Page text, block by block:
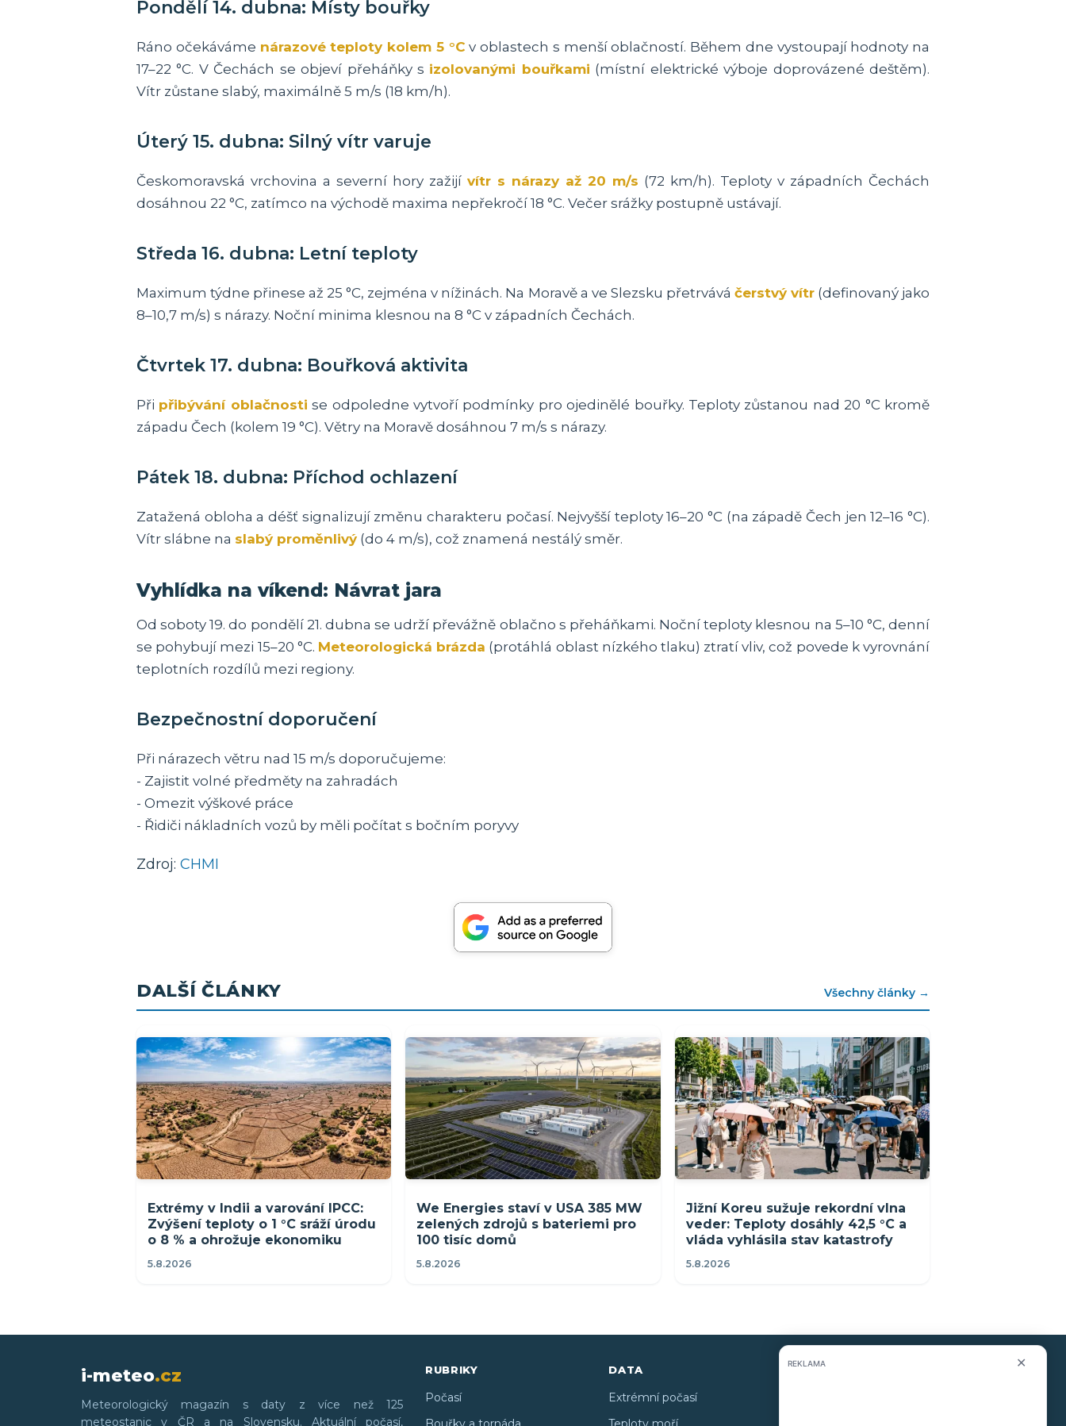
Pondělí 14. dubna: Místy bouřky
Ráno očekáváme nárazové teploty kolem 5 °C v oblastech s menší oblačností. Během dne vystoupají hodnoty na
17–22 °C. V Čechách se objeví přeháňky s izolovanými bouřkami (místní elektrické výboje doprovázené deštěm).
Vítr zůstane slabý, maximálně 5 m/s (18 km/h).
Úterý 15. dubna: Silný vítr varuje
Českomoravská vrchovina a severní hory zažijí vítr s nárazy až 20 m/s (72 km/h). Teploty v západních Čechách
dosáhnou 22 °C, zatímco na východě maxima nepřekročí 18 °C. Večer srážky postupně ustávají.
Středa 16. dubna: Letní teploty
Maximum týdne přinese až 25 °C, zejména v nížinách. Na Moravě a ve Slezsku přetrvává čerstvý vítr(definovaný jako
8–10,7 m/s) s nárazy. Noční minima klesnou na 8 °C v západních Čechách.
Čtvrtek 17. dubna: Bouřková aktivita
Při přibývání oblačnosti se odpoledne vytvoří podmínky pro ojedinělé bouřky. Teploty zůstanou nad 20 °C kromě
západu Čech (kolem 19 °C). Větry na Moravě dosáhnou 7 m/s s nárazy.
Pátek 18. dubna: Příchod ochlazení
Zatažená obloha a déšť signalizují změnu charakteru počasí. Nejvyšší teploty 16–20 °C (na západě Čech jen 12–16 °C).
Vítr slábne na slabý proměnlivý (do 4 m/s), což znamená nestálý směr.
Vyhlídka na víkend: Návrat jara
Od soboty 19. do pondělí 21. dubna se udrží převážně oblačno s přeháňkami. Noční teploty klesnou na 5–10 °C, denní
se pohybují mezi 15–20 °C. Meteorologická brázda (protáhlá oblast nízkého tlaku) ztratí vliv, což povede k vyrovnání
teplotních rozdílů mezi regiony.
Bezpečnostní doporučení
Při nárazech větru nad 15 m/s doporučujeme:
- Zajistit volné předměty na zahradách
- Omezit výškové práce
- Řidiči nákladních vozů by měli počítat s bočním poryvy
Zdroj: CHMI
DALŠÍ ČLÁNKY Všechny články →
Extrémy v Indii a varování IPCC:
Zvýšení teploty o 1 °C sráží úrodu
o 8 % a ohrožuje ekonomiku
5.8.2026
We Energies staví v USA 385 MW
zelených zdrojů s bateriemi pro
100 tisíc domů
5.8.2026
Jižní Koreu sužuje rekordní vlna
veder: Teploty dosáhly 42,5 °C a
vláda vyhlásila stav katastrofy
5.8.2026
i-meteo.cz
Meteorologický magazín s daty z více než 125
meteostanic v ČR a na Slovensku. Aktuální počasí,
RUBRIKY
Počasí
DATA
Extrémní počasí
KONTAKT
REKLAMA ✕